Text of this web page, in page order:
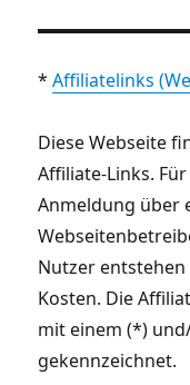
*Affiliatelinks
Diese Webseite
Affiliate-Links.
Anmeldung über
Nutzer entstehen
Kosten. Die
mit einem (*)
gekennzeichnet.